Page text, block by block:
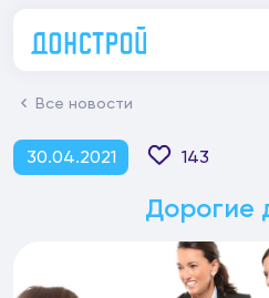
Все новости
30.04.2021 143
Дорогие